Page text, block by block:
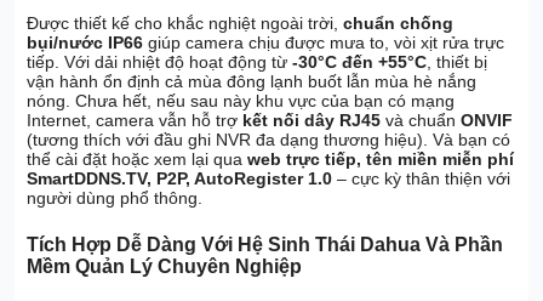
Được thiết kế cho khắc nghiệt ngoài trời,chuẩn chống
bụi/nước IP66 giúp camera chịu được mưa to, vòi xịt rửa trực
tiếp. Với dải nhiệt độ hoạt động từ-30°C đến +55°C, thiết bị
vận hành ổn định cả mùa đông lạnh buốt lẫn mùa hè nắng
nóng. Chưa hết, nếu sau này khu vực của bạn có mạng
Internet, camera vẫn hỗ trợ kết nối dây RJ45 và chuẩnONVIF
(tương thích với đầu ghi NVR đa dạng thương hiệu). Và bạn có
thể cài đặt hoặc xem lại quaweb trực tiếp, tên miền miễn phí
SmartDDNS.TV, P2P, AutoRegister 1.0 – cực kỳ thân thiện với
người dùng phổ thông.
Tích Hợp Dễ Dàng Với Hệ Sinh Thái Dahua Và Phần
Mềm Quản Lý Chuyên Nghiệp